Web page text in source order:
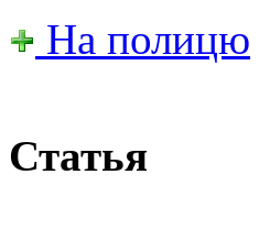
На полицю
Статья